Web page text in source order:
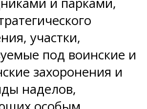
участки,
под воинские и
захоронения и
наделов,